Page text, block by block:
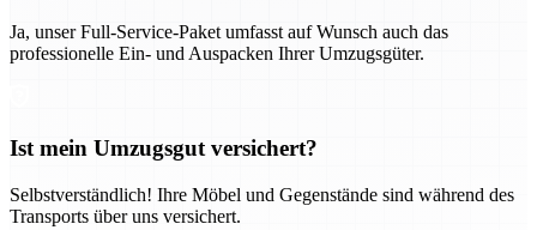
Ja, unser Full-Service-Paket umfasst auf Wunsch auch das
professionelle Ein- und Auspacken Ihrer Umzugsgüter.
Ist mein Umzugsgut versichert?
Selbstverständlich! Ihre Möbel und Gegenstände sind während des
Transports über uns versichert.